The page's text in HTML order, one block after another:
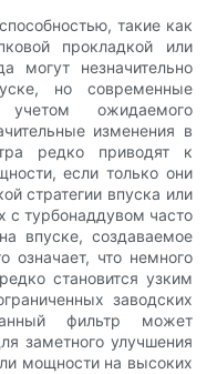
такие как
прокладкой или
могут незначительно
но современные
ожидаемого
изменения в
редко приводят к
если только они
стратегии впуска или
с турбонаддувом часто
впуске, создаваемое
означает, что немного
становится узким
заводских
фильтр может
заметного улучшения
мощности на высоких